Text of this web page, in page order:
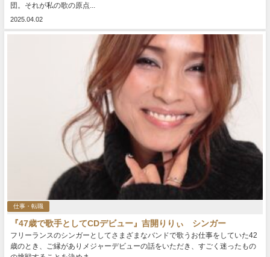
団。それが私の歌の原点...
2025.04.02
仕事・転職
『47歳で歌手としてCDデビュー』吉開りりぃ シンガー
フリーランスのシンガーとしてさまざまなバンドで歌うお仕事をしていた42
歳のとき、ご縁がありメジャーデビューの話をいただき、すごく迷ったもの